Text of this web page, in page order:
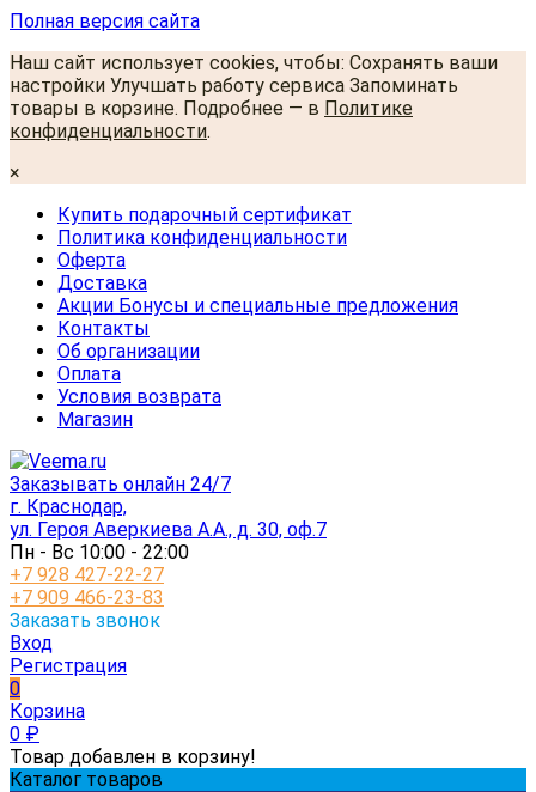
Полная версия сайта
Наш сайт использует cookies, чтобы: Сохранять ваши
настройки Улучшать работу сервиса Запоминать
товары в корзине. Подробнее — в Политике
конфиденциальности.
×
Купить подарочный сертификат
Политика конфиденциальности
Оферта
Доставка
Акции Бонусы и специальные предложения
Контакты
Об организации
Оплата
Условия возврата
Магазин
Заказывать онлайн 24/7
г. Краснодар,
ул. Героя Аверкиева А.А., д. 30, оф.7
Пн - Вс 10:00 - 22:00
+7 928 427-22-27
+7 909 466-23-83
Заказать звонок
Вход
Регистрация
0
Корзина
0 ₽
Товар добавлен в корзину!
Каталог товаров